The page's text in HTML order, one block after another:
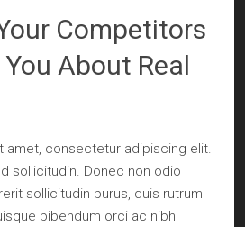
Competitors
About Real
amet, consectetur adipiscing elit.
sollicitudin. Donec non odio
sollicitudin purus, quis rutrum
bibendum orci ac nibh